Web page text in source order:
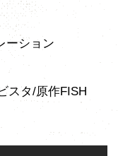
ーション
スタ/原作FISH